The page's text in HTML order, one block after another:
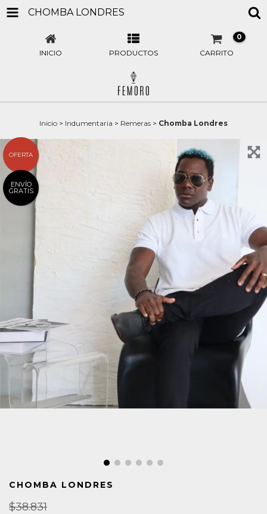
CHOMBA LONDRES
INICIO PRODUCTOS CARRITO
0
Inicio > Indumentaria > Remeras > Chomba Londres
OFERTA
ENVÍO
GRATIS
CHOMBA LONDRES
$38.831